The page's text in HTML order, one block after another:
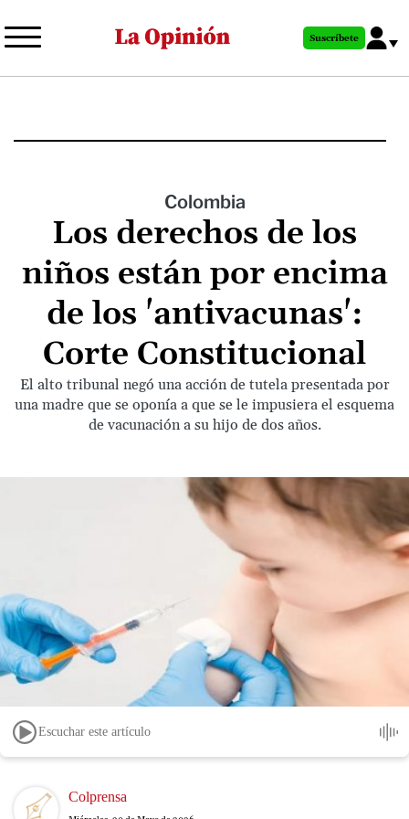
al
principal
Suscríbete
Colombia
Los derechos de los
niños están por encima
de los 'antivacunas':
Corte Constitucional
El alto tribunal negó una acción de tutela presentada por
una madre que se oponía a que se le impusiera el esquema
de vacunación a su hijo de dos años.
Escuchar este artículo
Image Colprensa